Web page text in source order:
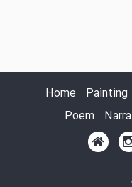
Home Painting
Poem